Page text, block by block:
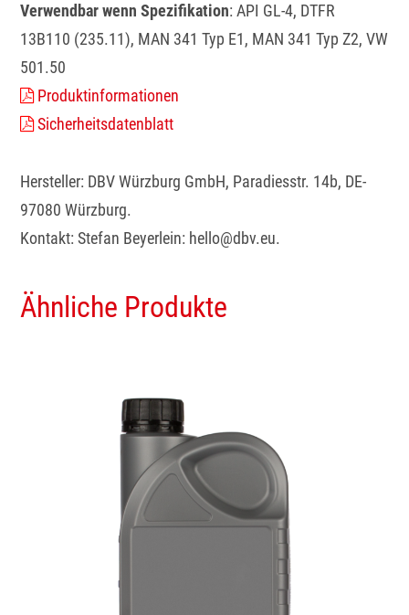
Verwendbar wenn Spezifikation: API GL-4, DTFR
13B110 (235.11), MAN 341 Typ E1, MAN 341 Typ Z2, VW
501.50
Produktinformationen
Sicherheitsdatenblatt
Hersteller: DBV Würzburg GmbH, Paradiesstr. 14b, DE-
97080 Würzburg.
Kontakt: Stefan Beyerlein: hello@dbv.eu.
Ähnliche Produkte